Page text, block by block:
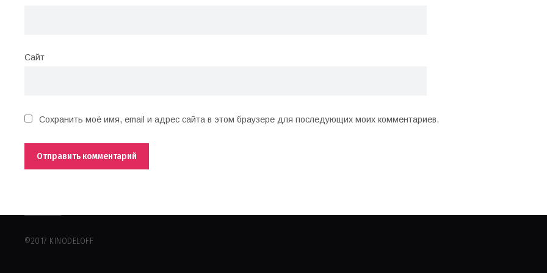
Сайт
Сохранить моё имя, email и адрес сайта в этом браузере для последующих моих комментариев.
©2017 KINODELOFF